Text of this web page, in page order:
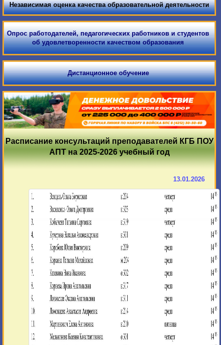
Независимая оценка качества образовательной деятельности
Опрос работодателей, педагогических работников и студентов
об удовлетворенности качеством образования
Дистанционное обучение
Расписание консультаций преподавателей КГБ ПОУ
АПТ на 2025-2026 учебный год
13.01.2026